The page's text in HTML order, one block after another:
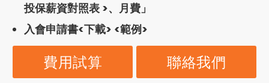
投保薪資對照表>、月費」
入會申請書<下載> <範例>
費用試算 聯絡我們